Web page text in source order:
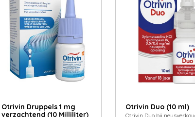
Otrivin Druppels 1 mg
verzachtend (10 Milliliter)
Otrivin Duo (10 ml)
Otrivin Duo bij